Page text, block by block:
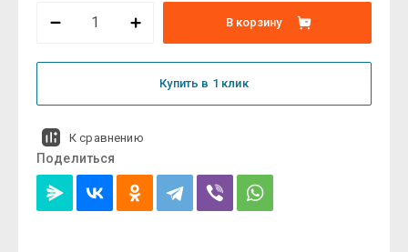
В корзину
Купить в 1 клик
К сравнению
Поделиться